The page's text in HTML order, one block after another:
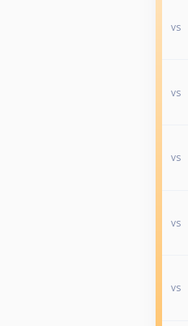
vs
vs
vs
vs
vs